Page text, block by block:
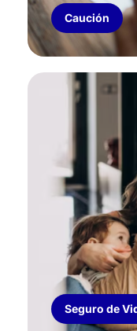
Caución
SEGURO DE
Cobertura de
trabajador en
Seguro de